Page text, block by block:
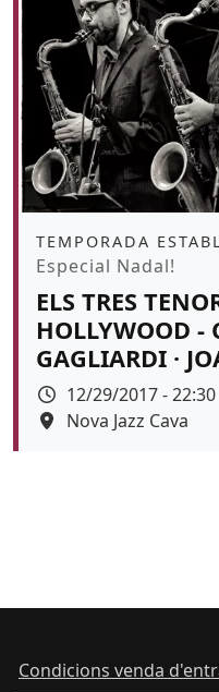
Àmbit
TEMPORADA
Promoció
Especial Nadal!
ELS TRES
HOLLYWOOD -
GAGLIARDI ·
Data
12/29/2017 - 22:30
Espai
Nova Jazz Cava
Condicions venda